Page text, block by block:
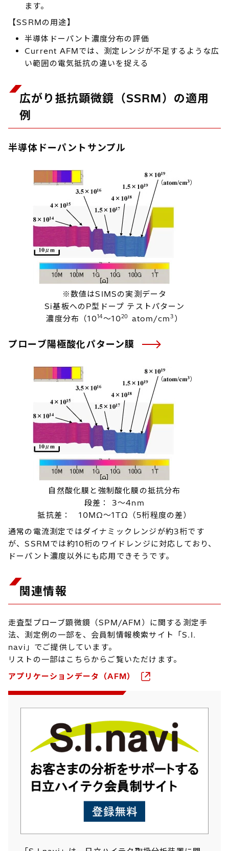
ます。
【SSRMの用途】
半導体ドーパント濃度分布の評価
Current AFMでは、測定レンジが不足するような広
い範囲の電気抵抗の違いを捉える
広がり抵抗顕微鏡（SSRM）の適用
例
半導体ドーパントサンプル
※数値はSIMSの実測データ
Si基板へのP型ドープ テストパターン
濃度分布（1014～1020 atom/cm3 ）
プローブ陽極酸化パターン膜
自然酸化膜と強制酸化膜の抵抗分布
段差： 3～4nm
抵抗差： 10MΩ～1TΩ（5桁程度の差）
通常の電流測定ではダイナミックレンジが約3桁です
が、SSRMでは約10桁のワイドレンジに対応しており、
ドーパント濃度以外にも応用できそうです。
関連情報
走査型プローブ顕微鏡（SPM/AFM）に関する測定手
法、測定例の一部を、会員制情報検索サイト「S.I.
navi」でご提供しています。
リストの一部はこちらからご覧いただけます。
アプリケーションデータ（AFM）